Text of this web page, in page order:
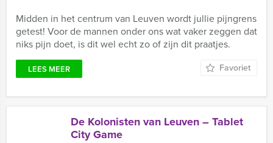
Midden in het centrum van Leuven wordt jullie pijngrens
getest! Voor de mannen onder ons wat vaker zeggen dat
niks pijn doet, is dit wel echt zo of zijn dit praatjes.
LEES MEER Favoriet
De Kolonisten van Leuven – Tablet
City Game